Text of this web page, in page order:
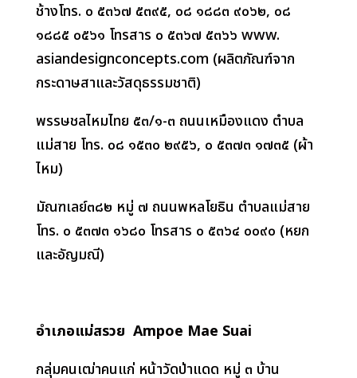
ช้างโทร. ๐ ๕๓๖๗ ๕๓๙๕, ๐๘ ๑๘๘๓ ๙๐๖๒, ๐๘
๑๘๘๕ ๐๕๖๑ โทรสาร ๐ ๕๓๖๗ ๕๓๖๖ www.
asiandesignconcepts.com (ผลิตภัณฑ์จาก
กระดาษสาและวัสดุธรรมชาติ)
พรรษชลไหมไทย ๕๓/๑-๓ ถนนเหมืองแดง ตำบล
แม่สาย โทร. ๐๘ ๑๕๓๐ ๒๙๕๖, ๐ ๕๓๗๓ ๑๗๓๕ (ผ้า
ไหม)
มัณฑเลย์๓๘๒ หมู่ ๗ ถนนพหลโยธิน ตำบลแม่สาย
โทร. ๐ ๕๓๗๓ ๑๖๘๐ โทรสาร ๐ ๕๓๖๔ ๐๐๙๐ (หยก
และอัญมณี)
อำเภอแม่สรวย Ampoe Mae Suai
กลุ่มคนเฒ่าคนแก่ หน้าวัดป่าแดด หมู่ ๓ บ้าน